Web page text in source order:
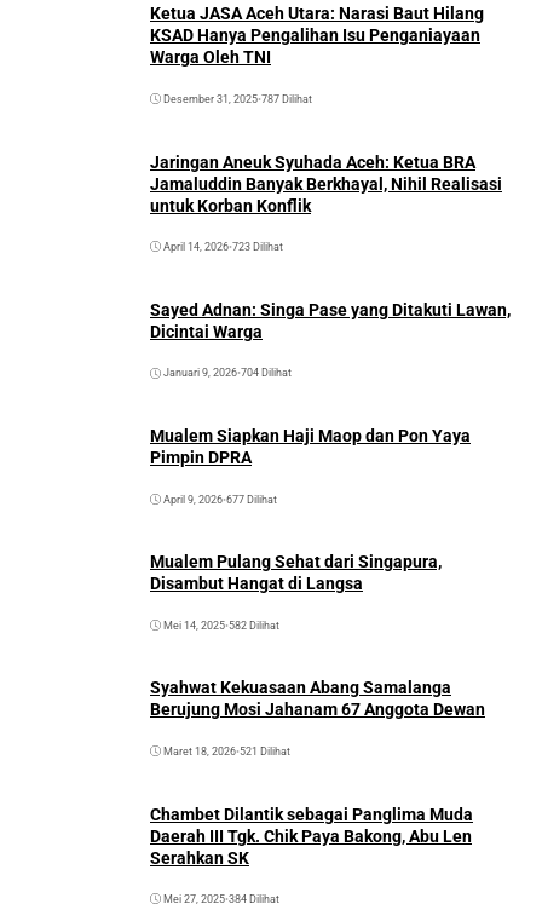
Ketua JASA Aceh Utara: Narasi Baut Hilang
KSAD Hanya Pengalihan Isu Penganiayaan
Warga Oleh TNI
Desember 31, 2025•787 Dilihat
Jaringan Aneuk Syuhada Aceh: Ketua BRA
Jamaluddin Banyak Berkhayal, Nihil Realisasi
untuk Korban Konflik
April 14, 2026•723 Dilihat
Sayed Adnan: Singa Pase yang Ditakuti Lawan,
Dicintai Warga
Januari 9, 2026•704 Dilihat
Mualem Siapkan Haji Maop dan Pon Yaya
Pimpin DPRA
April 9, 2026•677 Dilihat
Mualem Pulang Sehat dari Singapura,
Disambut Hangat di Langsa
Mei 14, 2025•582 Dilihat
Syahwat Kekuasaan Abang Samalanga
Berujung Mosi Jahanam 67 Anggota Dewan
Maret 18, 2026•521 Dilihat
Chambet Dilantik sebagai Panglima Muda
Daerah III Tgk. Chik Paya Bakong, Abu Len
Serahkan SK
Mei 27, 2025•384 Dilihat